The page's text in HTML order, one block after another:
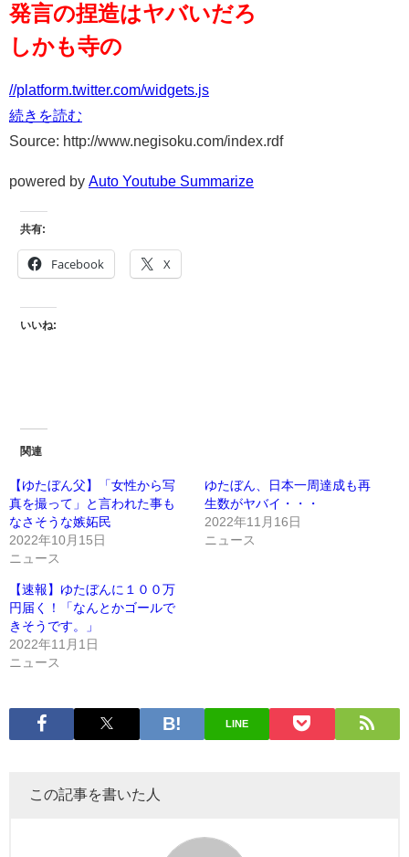
発言の捏造はヤバいだろ
しかも寺の
//platform.twitter.com/widgets.js
続きを読む
Source: http://www.negisoku.com/index.rdf
powered by Auto Youtube Summarize
共有:
Facebook X
いいね:
関連
【ゆたぼん父】「女性から写
真を撮って」と言われた事も
なさそうな嫉妬民
2022年10月15日
ニュース
ゆたぼん、日本一周達成も再
生数がヤバイ・・・
2022年11月16日
ニュース
【速報】ゆたぼんに１００万
円届く！「なんとかゴールで
きそうです。」
2022年11月1日
ニュース
LINE
この記事を書いた人